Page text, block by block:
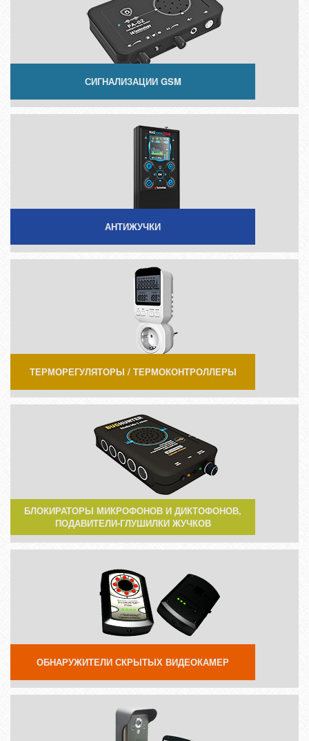
СИГНАЛИЗАЦИИ GSM
АНТИЖУЧКИ
ТЕРМОРЕГУЛЯТОРЫ / ТЕРМОКОНТРОЛЛЕРЫ
БЛОКИРАТОРЫ МИКРОФОНОВ И ДИКТОФОНОВ,
ПОДАВИТЕЛИ-ГЛУШИЛКИ ЖУЧКОВ
ОБНАРУЖИТЕЛИ СКРЫТЫХ ВИДЕОКАМЕР